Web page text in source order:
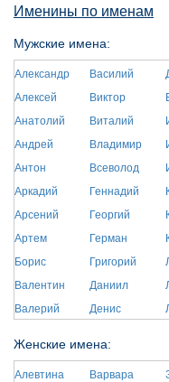
Именины по именам
Мужские имена:
Александр
Алексей
Анатолий
Андрей
Антон
Аркадий
Арсений
Артем
Борис
Валентин
Валерий
Василий
Виктор
Виталий
Владимир
Всеволод
Геннадий
Георгий
Герман
Григорий
Даниил
Денис
Женские имена:
Алевтина
Варвара